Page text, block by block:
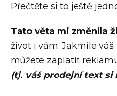
Přečtěte si to ještě
Tato věta mi změnila
život i vám. Jakmile
můžete zaplatit
(tj. váš prodejní text si